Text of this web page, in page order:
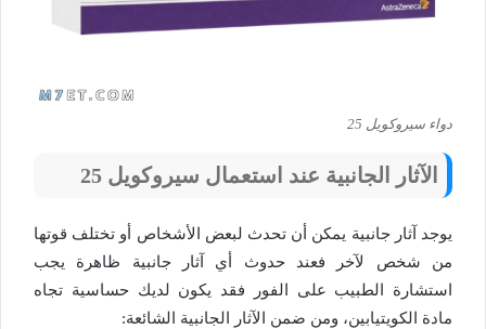
دواء سيروكويل 25
الآثار الجانبية عند استعمال سيروكويل 25
يوجد آثار جانبية يمكن أن تحدث لبعض الأشخاص أو تختلف قوتها
من شخص لآخر فعند حدوث أي آثار جانبية ظاهرة يجب
استشارة الطبيب على الفور فقد يكون لديك حساسية تجاه
مادة الكويتيابين، ومن ضمن الآثار الجانبية الشائعة: